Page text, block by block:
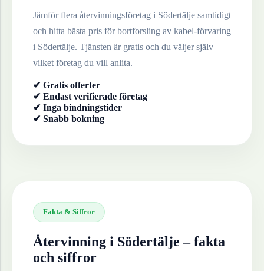
Jämför flera återvinningsföretag i Södertälje samtidigt
och hitta bästa pris för bortforsling av kabel-förvaring
i Södertälje. Tjänsten är gratis och du väljer själv
vilket företag du vill anlita.
✔ Gratis offerter
✔ Endast verifierade företag
✔ Inga bindningstider
✔ Snabb bokning
Fakta & Siffror
Återvinning i Södertälje – fakta
och siffror